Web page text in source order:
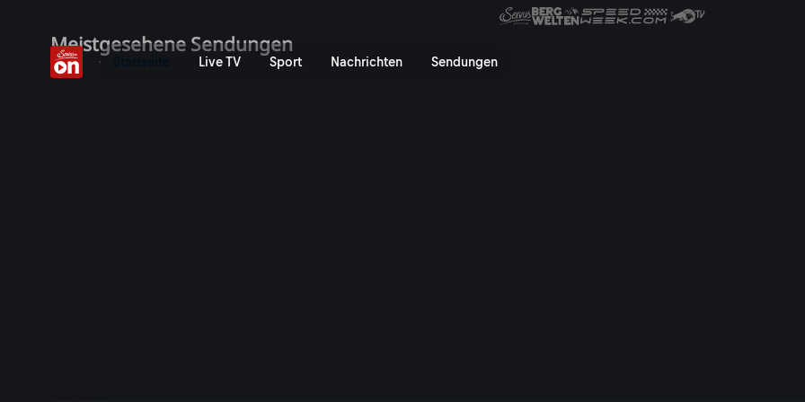
Live TV Sport Nachrichten Sendungen
ServusTV On: Livestreams, Mediathek, TV-Programm,
Meistgesehene Sendungen